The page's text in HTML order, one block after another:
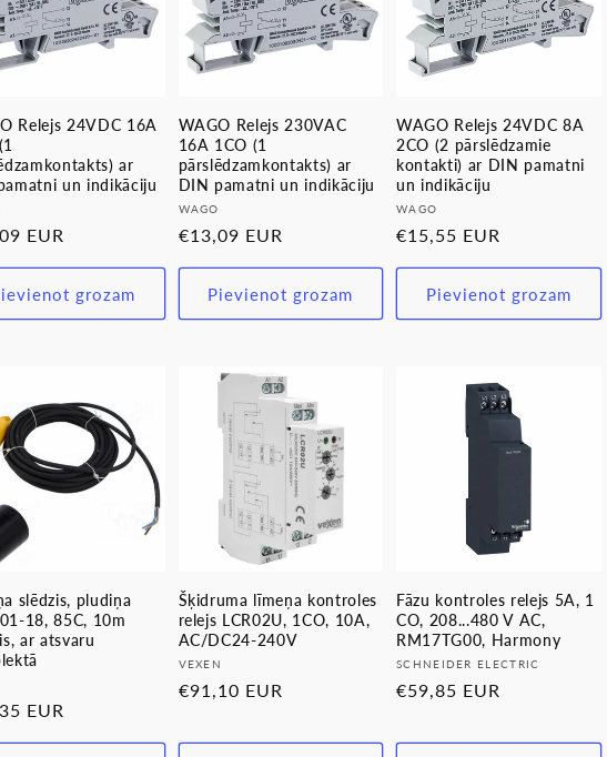
Relejs 24VDC 16A
ar
un indikāciju
EUR
grozam
WAGO Relejs 230VAC
16A 1CO (1
pārslēdzamkontakts) ar
DIN pamatni un indikāciju
Pārdevējs:
WAGO
Parastā
cena
€13,09 EUR
Pievienot grozam
WAGO Relejs 24VDC 8A
2CO (2 pārslēdzamie
kontakti) ar DIN pamatni
un indikāciju
Pārdevējs:
WAGO
Parastā
cena
€15,55 EUR
Pievienot grozam
slēdzis, pludiņa
18, 85C, 10m
ar atsvaru
EUR
Šķidruma līmeņa kontroles
relejs LCR02U, 1CO, 10A,
AC/DC24-240V
Pārdevējs:
VEXEN
Parastā
€91,10 EUR
Fāzu kontroles relejs 5A, 1
CO, 208...480 V AC,
RM17TG00, Harmony
Pārdevējs:
SCHNEIDER ELECTRIC
Parastā
€59,85 EUR